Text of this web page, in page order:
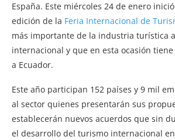
España. Este miércoles 24 de enero
edición de la Feria Internacional de
más importante de la industria turística
internacional y que en esta ocasión
a Ecuador.
Este año participan 152 países y 9 mil
al sector quienes presentarán sus
establecerán nuevos acuerdos que sin
el desarrollo del turismo internacional